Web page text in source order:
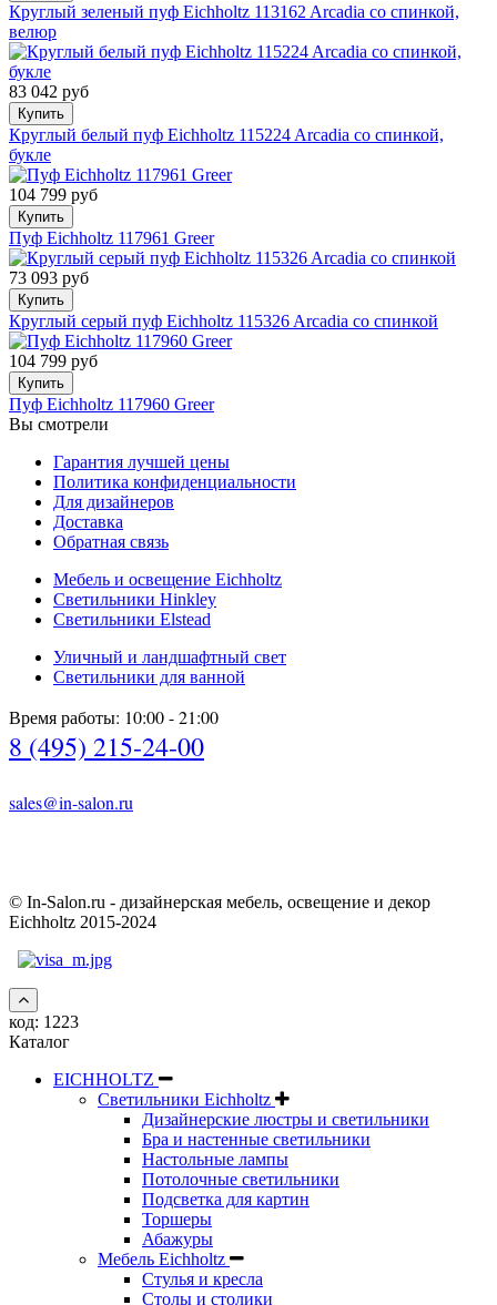
Круглый зеленый пуф Eichholtz 113162 Arcadia со спинкой,
велюр
83 042 руб
Купить
Круглый белый пуф Eichholtz 115224 Arcadia со спинкой,
букле
104 799 руб
Купить
Пуф Eichholtz 117961 Greer
73 093 руб
Купить
Круглый серый пуф Eichholtz 115326 Arcadia со спинкой
104 799 руб
Купить
Пуф Eichholtz 117960 Greer
Вы смотрели
Гарантия лучшей цены
Политика конфиденциальности
Для дизайнеров
Доставка
Обратная связь
Мебель и освещение Eichholtz
Светильники Hinkley
Светильники Elstead
Уличный и ландшафтный свет
Светильники для ванной
Время работы: 10:00 - 21:00
8 (495) 215-24-00
sales@in-salon.ru
© In-Salon.ru - дизайнерская мебель, освещение и декор
Eichholtz 2015-2024
код: 1223
Каталог
EICHHOLTZ
Светильники Eichholtz
Дизайнерские люстры и светильники
Бра и настенные светильники
Настольные лампы
Потолочные светильники
Подсветка для картин
Торшеры
Абажуры
Мебель Eichholtz
Стулья и кресла
Столы и столики